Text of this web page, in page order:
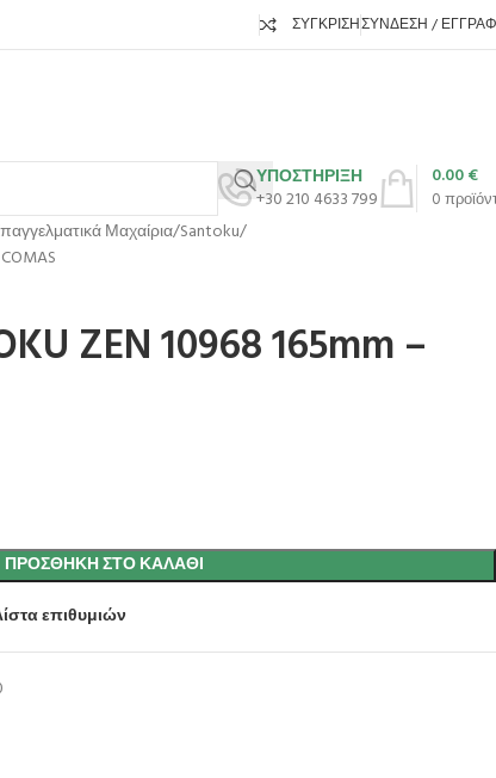
ΣΎΓΚΡΙΣΗΣΎΝΔΕΣΗ /
ΥΠΟΣΤΗΡΙΞΗ
+30 210 4633 799
0
0.00€
Μαχαίρια Santoku
ZEN 10968 165mm –
ΠΡΟΣΘΉΚΗ ΣΤΟ ΚΑΛΆΘΙ
επιθυμιών